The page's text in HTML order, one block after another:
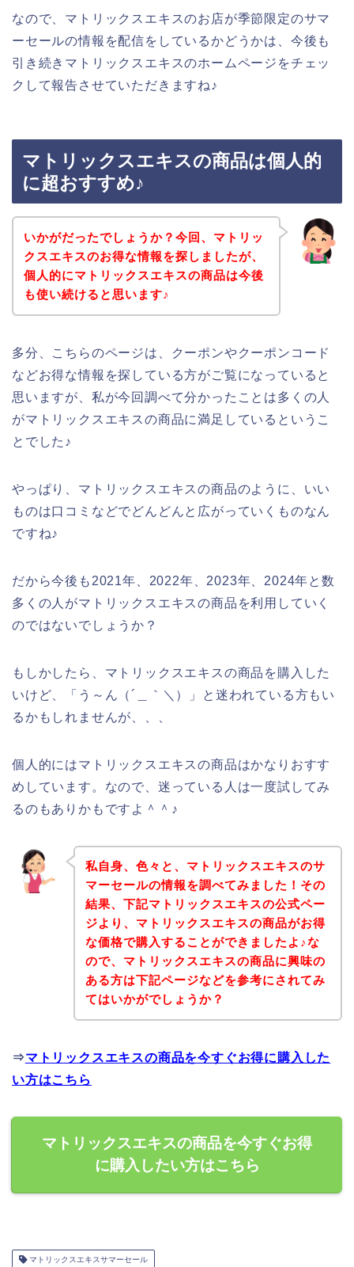
なので、マトリックスエキスのお店が季節限定のサマ
ーセールの情報を配信をしているかどうかは、今後も
引き続きマトリックスエキスのホームページをチェッ
クして報告させていただきますね♪
マトリックスエキスの商品は個人的
に超おすすめ♪
いかがだったでしょうか？今回、マトリッ
クスエキスのお得な情報を探しましたが、
個人的にマトリックスエキスの商品は今後
も使い続けると思います♪
多分、こちらのページは、クーポンやクーポンコード
などお得な情報を探している方がご覧になっていると
思いますが、私が今回調べて分かったことは多くの人
がマトリックスエキスの商品に満足しているというこ
とでした♪
やっぱり、マトリックスエキスの商品のように、いい
ものは口コミなどでどんどんと広がっていくものなん
ですね♪
だから今後も2021年、2022年、2023年、2024年と数
多くの人がマトリックスエキスの商品を利用していく
のではないでしょうか？
もしかしたら、マトリックスエキスの商品を購入した
いけど、「う～ん（´＿｀＼）」と迷われている方もい
るかもしれませんが、、、
個人的にはマトリックスエキスの商品はかなりおすす
めしています。なので、迷っている人は一度試してみ
るのもありかもですよ＾＾♪
私自身、色々と、マトリックスエキスのサ
マーセールの情報を調べてみました！その
結果、下記マトリックスエキスの公式ペー
ジより、マトリックスエキスの商品がお得
な価格で購入することができましたよ♪な
ので、マトリックスエキスの商品に興味の
ある方は下記ページなどを参考にされてみ
てはいかがでしょうか？
⇒マトリックスエキスの商品を今すぐお得に購入した
い方はこちら
マトリックスエキスの商品を今すぐお得
に購入したい方はこちら
マトリックスエキスサマーセール